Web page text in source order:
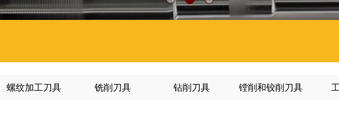
螺纹加工刀具 铣削刀具 钻削刀具 镗削和铰削刀具